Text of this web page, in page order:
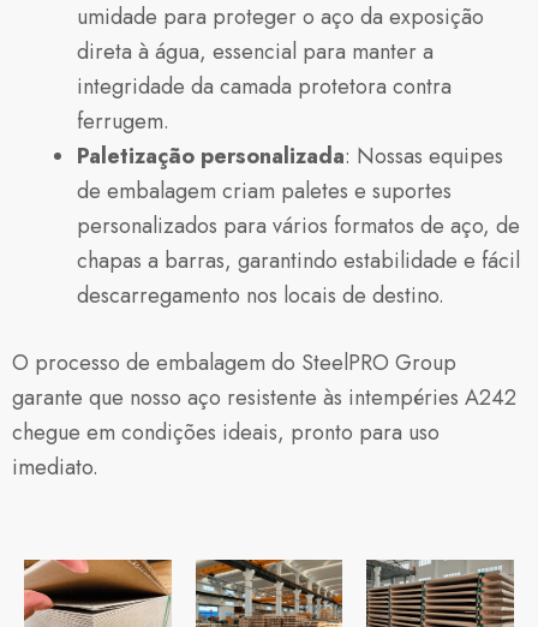
umidade para proteger o aço da exposição
direta à água, essencial para manter a
integridade da camada protetora contra
ferrugem.
Paletização personalizada: Nossas equipes
de embalagem criam paletes e suportes
personalizados para vários formatos de aço, de
chapas a barras, garantindo estabilidade e fácil
descarregamento nos locais de destino.
O processo de embalagem do SteelPRO Group
garante que nosso aço resistente às intempéries A242
chegue em condições ideais, pronto para uso
imediato.